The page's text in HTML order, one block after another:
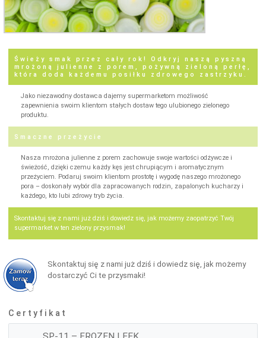
Świeży smak przez cały rok! Odkryj naszą pyszną
mrożoną julienne z porem, pożywną zieloną perłę,
która doda każdemu posiłku zdrowego zastrzyku.
Jako niezawodny dostawca dajemy supermarketom możliwość
zapewnienia swoim klientom stałych dostaw tego ulubionego zielonego
produktu.
Smaczne przeżycie
Nasza mrożona julienne z porem zachowuje swoje wartości odżywcze i
świeżość, dzięki czemu każdy kęs jest chrupiącym i aromatycznym
przeżyciem. Podaruj swoim klientom prostotę i wygodę naszego mrożonego
pora – doskonały wybór dla zapracowanych rodzin, zapalonych kucharzy i
każdego, kto lubi zdrowy tryb życia.
Skontaktuj się z nami już dziś i dowiedz się, jak możemy zaopatrzyć Twój
supermarket w ten zielony przysmak!
Skontaktuj się z nami już dziś i dowiedz się, jak możemy
dostarczyć Ci te przysmaki!
Certyfikat